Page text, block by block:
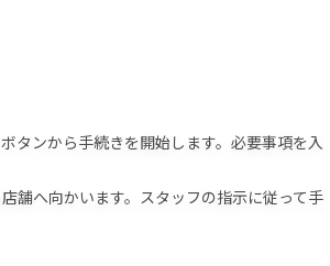
タンから手続きを開始します。必要事項を入
舗へ向かいます。スタッフの指示に従って手